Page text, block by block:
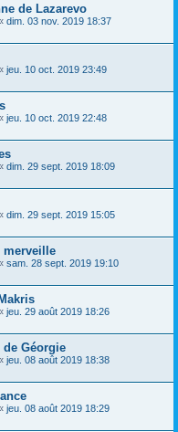
de Lazarevo
dim. 03 nov. 2019 18:37
jeu. 10 oct. 2019 23:49
jeu. 10 oct. 2019 22:48
dim. 29 sept. 2019 18:09
dim. 29 sept. 2019 15:05
merveille
sam. 28 sept. 2019 19:10
jeu. 29 août 2019 18:26
de Géorgie
jeu. 08 août 2019 18:38
jeu. 08 août 2019 18:29